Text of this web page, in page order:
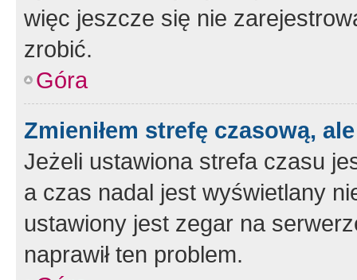
więc jeszcze się nie
zrobić.
Góra
Zmieniłem strefę czasową,
Jeżeli ustawiona strefa czasu
a czas nadal jest wyświetlany
ustawiony jest zegar na
naprawił ten problem.